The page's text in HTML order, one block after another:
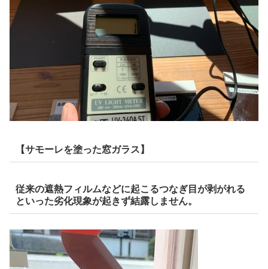
【サモーレを塗った窓ガラス】
従来の遮熱フィルムなどに起こるつなぎ目が剥がれる
といった劣化現象が起きず結露しません。